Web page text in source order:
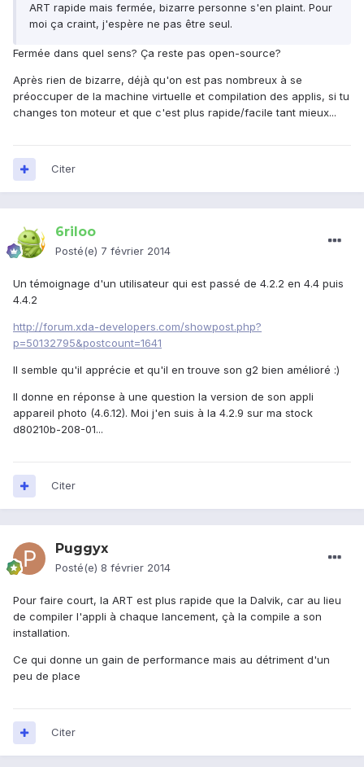
ART rapide mais fermée, bizarre personne s'en plaint. Pour
moi ça craint, j'espère ne pas être seul.
Fermée dans quel sens? Ça reste pas open-source?
Après rien de bizarre, déjà qu'on est pas nombreux à se
préoccuper de la machine virtuelle et compilation des applis, si tu
changes ton moteur et que c'est plus rapide/facile tant mieux...
Citer
6riloo
Posté(e) 7 février 2014
Un témoignage d'un utilisateur qui est passé de 4.2.2 en 4.4 puis
4.4.2
http://forum.xda-developers.com/showpost.php?
p=50132795&postcount=1641
Il semble qu'il apprécie et qu'il en trouve son g2 bien amélioré :)
Il donne en réponse à une question la version de son appli
appareil photo (4.6.12). Moi j'en suis à la 4.2.9 sur ma stock
d80210b-208-01...
Citer
Puggyx
Posté(e) 8 février 2014
Pour faire court, la ART est plus rapide que la Dalvik, car au lieu
de compiler l'appli à chaque lancement, çà la compile a son
installation.
Ce qui donne un gain de performance mais au détriment d'un
peu de place
Citer